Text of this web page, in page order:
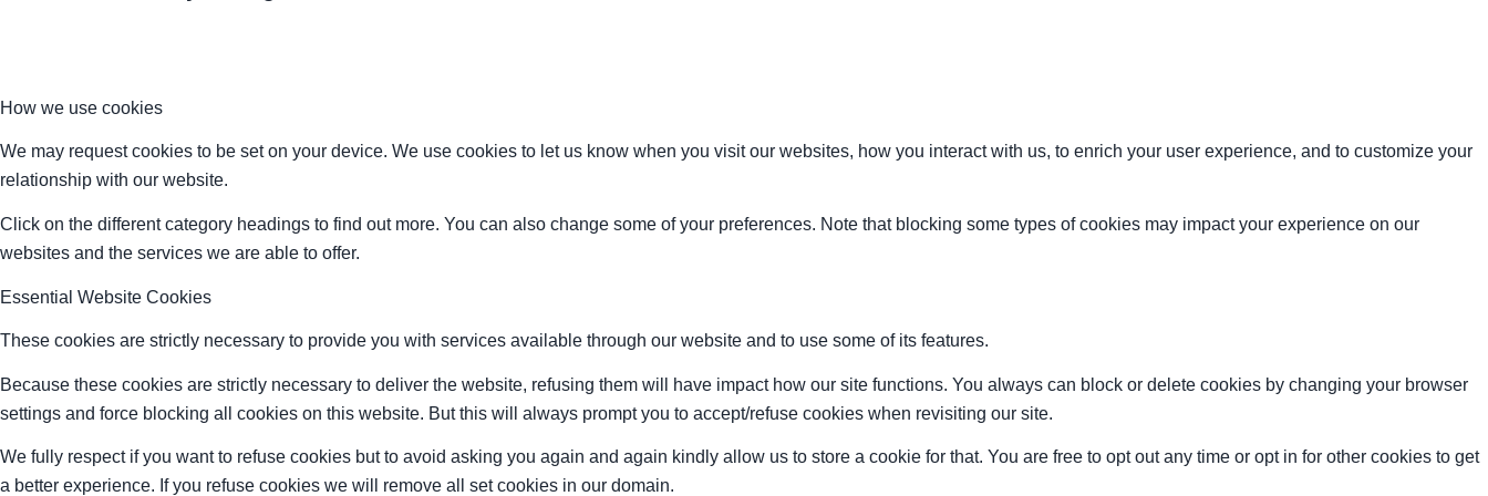
How we use cookies
We may request cookies to be set on your device. We use cookies to let us know when you visit our websites, how you interact with us, to enrich your user experience, and to customize your
relationship with our website.
Click on the different category headings to find out more. You can also change some of your preferences. Note that blocking some types of cookies may impact your experience on our
websites and the services we are able to offer.
Essential Website Cookies
These cookies are strictly necessary to provide you with services available through our website and to use some of its features.
Because these cookies are strictly necessary to deliver the website, refusing them will have impact how our site functions. You always can block or delete cookies by changing your browser
settings and force blocking all cookies on this website. But this will always prompt you to accept/refuse cookies when revisiting our site.
We fully respect if you want to refuse cookies but to avoid asking you again and again kindly allow us to store a cookie for that. You are free to opt out any time or opt in for other cookies to get
a better experience. If you refuse cookies we will remove all set cookies in our domain.